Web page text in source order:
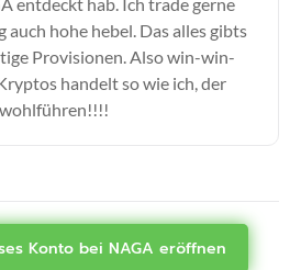
entdeckt hab. Ich trade gerne
hohe hebel. Das alles gibts
Provisionen. Also win-win-
handelt so wie ich, der
Konto bei NAGA eröffnen